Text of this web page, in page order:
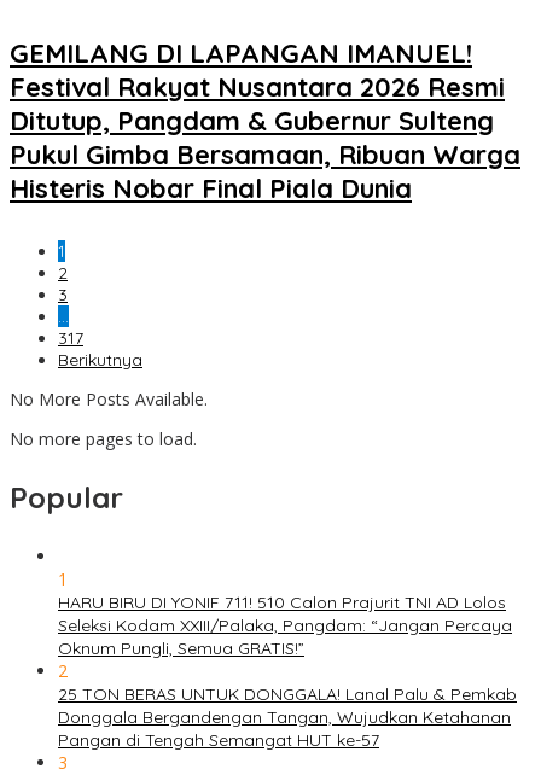
GEMILANG DI LAPANGAN IMANUEL!
Festival Rakyat Nusantara 2026 Resmi
Ditutup, Pangdam & Gubernur Sulteng
Pukul Gimba Bersamaan, Ribuan Warga
Histeris Nobar Final Piala Dunia
1
2
3
…
317
Berikutnya
No More Posts Available.
No more pages to load.
Popular
1
HARU BIRU DI YONIF 711! 510 Calon Prajurit TNI AD Lolos
Seleksi Kodam XXIII/Palaka, Pangdam: “Jangan Percaya
Oknum Pungli, Semua GRATIS!”
2
25 TON BERAS UNTUK DONGGALA! Lanal Palu & Pemkab
Donggala Bergandengan Tangan, Wujudkan Ketahanan
Pangan di Tengah Semangat HUT ke-57
3